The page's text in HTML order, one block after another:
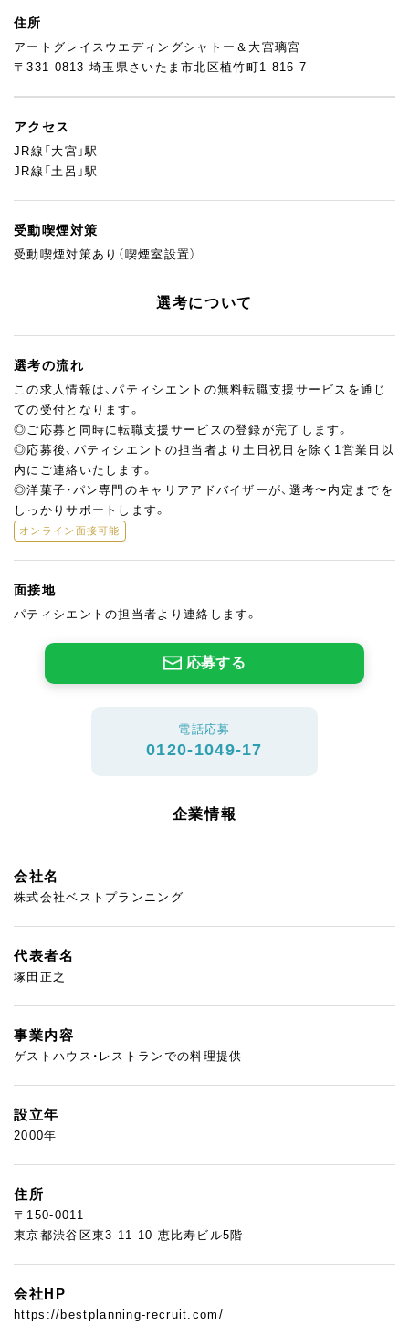
住所
アートグレイスウエディングシャトー＆大宮璃宮
〒331-0813 埼玉県さいたま市北区植竹町1-816-7
アクセス
JR線「大宮」駅
JR線「土呂」駅
受動喫煙対策
受動喫煙対策あり（喫煙室設置）
選考について
選考の流れ
この求人情報は、パティシエントの無料転職支援サービスを通じ
ての受付となります。
◎ご応募と同時に転職支援サービスの登録が完了します。
◎応募後、パティシエントの担当者より土日祝日を除く1営業日以
内にご連絡いたします。
◎洋菓子・パン専門のキャリアアドバイザーが、選考〜内定までを
しっかりサポートします。
オンライン面接可能
面接地
パティシエントの担当者より連絡します。
応募する
電話応募
0120-1049-17
企業情報
会社名
株式会社ベストプランニング
代表者名
塚田正之
事業内容
ゲストハウス・レストランでの料理提供
設立年
2000年
住所
〒150-0011
東京都渋谷区東3-11-10 恵比寿ビル5階
会社HP
https://bestplanning-recruit.com/